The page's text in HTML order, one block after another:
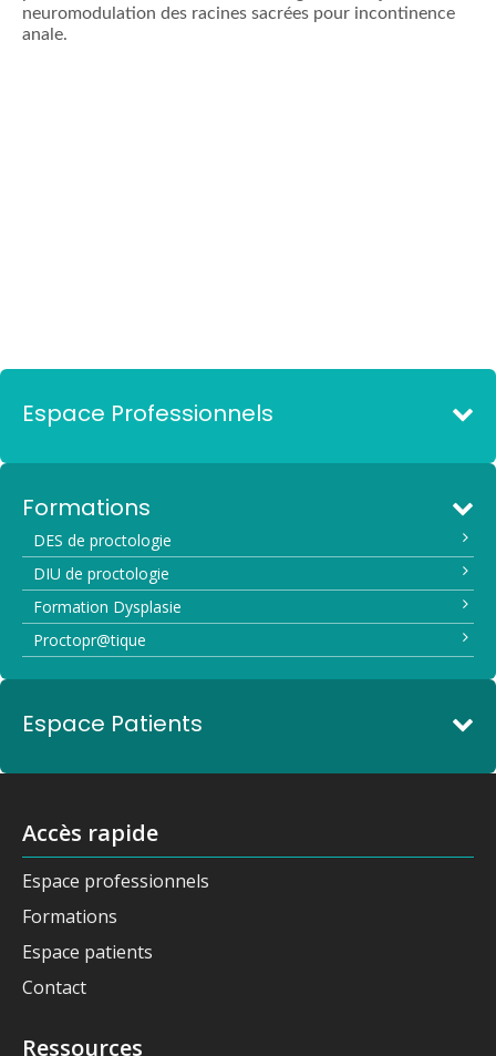
neuromodulation des racines sacrées pour incontinence
anale.
Espace Professionnels
Formations
DES de proctologie
DIU de proctologie
Formation Dysplasie
Proctopr@tique
Espace Patients
Accès rapide
Espace professionnels
Formations
Espace patients
Contact
Ressources